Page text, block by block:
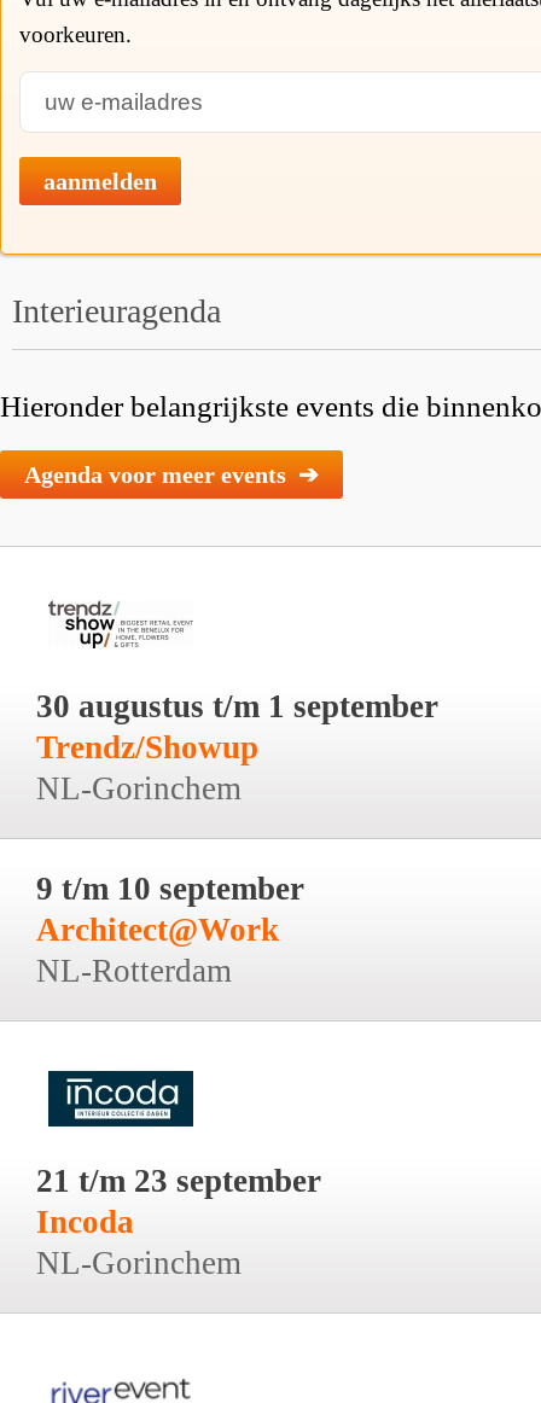
voorkeuren.
aanmelden
Interieuragenda
Hieronder belangrijkste events die
Agenda voor meer events ➔
30 augustus t/m 1 september
Trendz/Showup
NL-Gorinchem
9 t/m 10 september
Architect@Work
NL-Rotterdam
21 t/m 23 september
Incoda
NL-Gorinchem